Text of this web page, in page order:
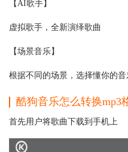
【AI歌手】
虚拟歌手，全新演绎歌曲
【场景音乐】
根据不同的场景，选择懂你的音
酷狗音乐怎么转换mp3
首先用户将歌曲下载到手机上